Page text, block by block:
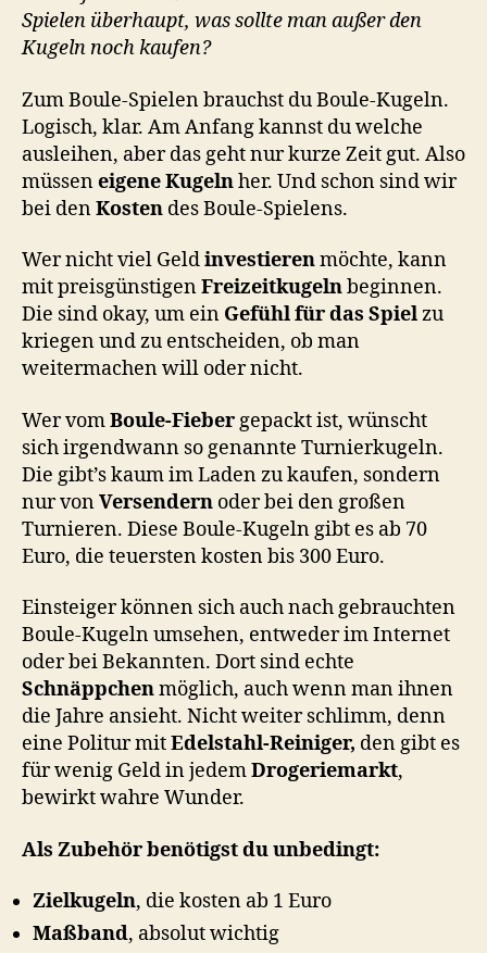
Spielen überhaupt, was sollte man außer den
Kugeln noch kaufen?
Zum Boule-Spielen brauchst du Boule-Kugeln.
Logisch, klar. Am Anfang kannst du welche
ausleihen, aber das geht nur kurze Zeit gut. Also
müsseneigene Kugelnher. Und schon sind wir
bei denKosten des Boule-Spielens.
Wer nicht viel Geldinvestierenmöchte, kann
mit preisgünstigenFreizeitkugelnbeginnen.
Die sind okay, um ein Gefühl für das Spielzu
kriegen und zu entscheiden, ob man
weitermachen will oder nicht.
Wer vomBoule-Fiebergepackt ist, wünscht
sich irgendwann so genannte Turnierkugeln.
Die gibt’s kaum im Laden zu kaufen, sondern
nur vonVersendern oder bei den großen
Turnieren. Diese Boule-Kugeln gibt es ab 70
Euro, die teuersten kosten bis 300 Euro.
Einsteiger können sich auch nach gebrauchten
Boule-Kugeln umsehen, entweder im Internet
oder bei Bekannten. Dort sind echte
Schnäppchenmöglich, auch wenn man ihnen
die Jahre ansieht. Nicht weiter schlimm, denn
eine Politur mitEdelstahl-Reiniger, den gibt es
für wenig Geld in jedemDrogeriemarkt,
bewirkt wahre Wunder.
Als Zubehör benötigst du unbedingt:
Zielkugeln, die kosten ab 1 Euro
Maßband, absolut wichtig